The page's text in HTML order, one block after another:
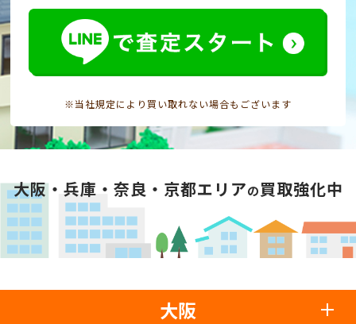
※当社規定により買い取れない場合もございます
大阪・兵庫・奈良・京都エリアの買取強化中
大阪